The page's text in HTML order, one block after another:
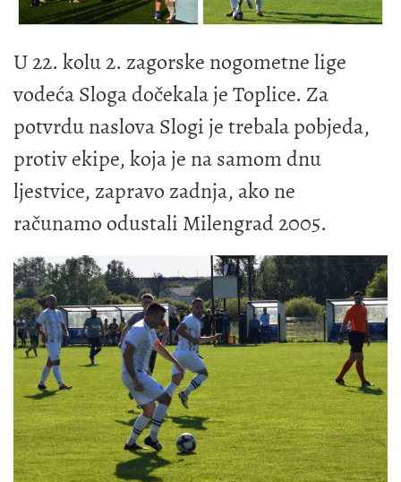
U 22. kolu 2. zagorske nogometne lige
vodeća Sloga dočekala je Toplice. Za
potvrdu naslova Slogi je trebala pobjeda,
protiv ekipe, koja je na samom dnu
ljestvice, zapravo zadnja, ako ne
računamo odustali Milengrad 2005.